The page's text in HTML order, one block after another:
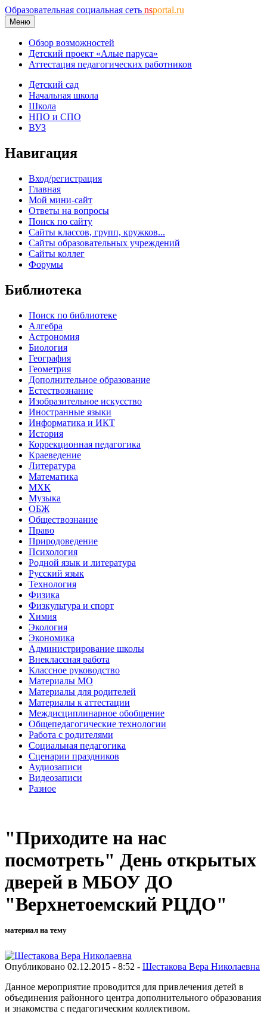
Образовательная социальная сеть nsportal.ru
Меню
Обзор возможностей
Детский проект «Алые паруса»
Аттестация педагогических работников
Детский сад
Начальная школа
Школа
НПО и СПО
ВУЗ
Навигация
Вход/регистрация
Главная
Мой мини-сайт
Ответы на вопросы
Поиск по сайту
Сайты классов, групп, кружков...
Сайты образовательных учреждений
Сайты коллег
Форумы
Библиотека
Поиск по библиотеке
Алгебра
Астрономия
Биология
География
Геометрия
Дополнительное образование
Естествознание
Изобразительное искусство
Иностранные языки
Информатика и ИКТ
История
Коррекционная педагогика
Краеведение
Литература
Математика
МХК
Музыка
ОБЖ
Обществознание
Право
Природоведение
Психология
Родной язык и литература
Русский язык
Технология
Физика
Физкультура и спорт
Химия
Экология
Экономика
Администрирование школы
Внеклассная работа
Классное руководство
Материалы МО
Материалы для родителей
Материалы к аттестации
Междисциплинарное обобщение
Общепедагогические технологии
Работа с родителями
Социальная педагогика
Сценарии праздников
Аудиозаписи
Видеозаписи
Разное
"Приходите на нас
посмотреть" День открытых
дверей в МБОУ ДО
"Верхнетоемский РЦДО"
материал на тему
Опубликовано 02.12.2015 - 8:52 - Шестакова Вера Николаевна
Данное мероприятие проводится для привлечения детей в
объединения районного центра дополнительного образования
и знакомства с педагогическим коллективом.